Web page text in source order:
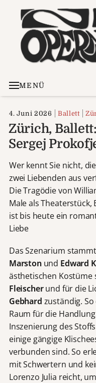
MENÜ
4. Juni 2026 Ballett
Zürich,
Sergej
Wer kennt Sie nicht,
zwei Liebenden aus
Die Tragödie von
Male als
ist bis heute ein
Liebe
Das Szenarium
Marstonund Edward
ästhetischen Kostüme
Fleischerund für die
Gebhard zuständig.
Raum für die
Inszenierung des
einige gängige
verbunden sind. So
mit Schwertern und
Lorenzo Julia reicht,